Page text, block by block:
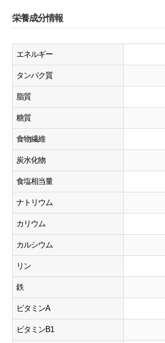
栄養成分情報
エネルギー
タンパク質
脂質
糖質
食物繊維
炭水化物
食塩相当量
ナトリウム
カリウム
カルシウム
リン
鉄
ビタミンA
ビタミンB1